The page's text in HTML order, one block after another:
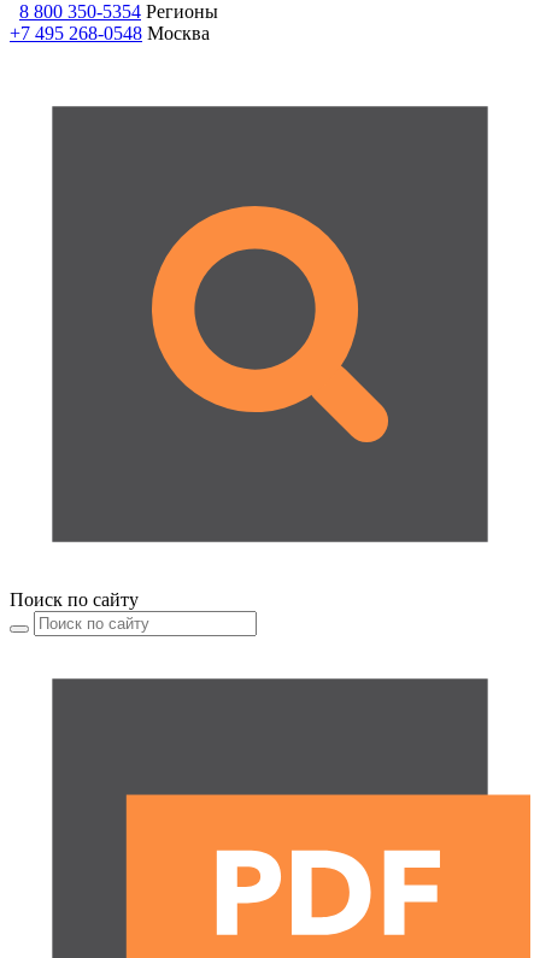
8 800 350-5354 Регионы
+7 495 268-0548 Москва
Поиск по сайту